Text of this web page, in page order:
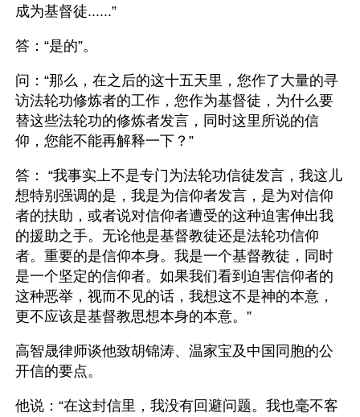
成为基督徒......”
答：“是的”。
问：“那么，在之后的这十五天里，您作了大量的寻
访法轮功修炼者的工作，您作为基督徒，为什么要
替这些法轮功的修炼者发言，同时这里所说的信
仰，您能不能再解释一下？”
答： “我事实上不是专门为法轮功信徒发言，我这儿
想特别强调的是，我是为信仰者发言，是为对信仰
者的扶助，或者说对信仰者遭受的这种迫害伸出我
的援助之手。无论他是基督教徒还是法轮功信仰
者。重要的是信仰本身。我是一个基督教徒，同时
是一个坚定的信仰者。如果我们看到迫害信仰者的
这种恶举，视而不见的话，我想这不是神的本意，
更不应该是基督教思想本身的本意。”
高智晟律师谈他致胡锦涛、温家宝及中国同胞的公
开信的要点。
他说：“在这封信里，我没有回避问题。我也毫不客